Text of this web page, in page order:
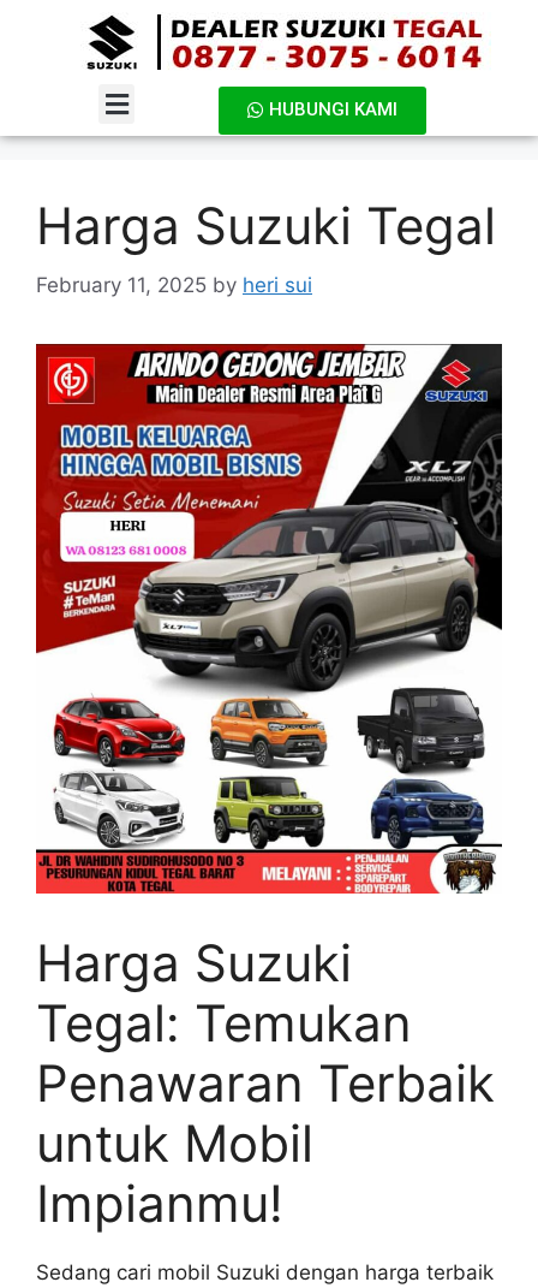
HUBUNGI KAMI
Harga Suzuki Tegal
February 11, 2025 by heri sui
Harga Suzuki
Tegal: Temukan
Penawaran Terbaik
untuk Mobil
Impianmu!
Sedang cari mobil Suzuki dengan harga terbaik